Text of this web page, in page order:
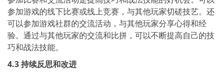
参加游戏的线下比赛或线上竞赛，与其他玩家切磋技艺。还
可以参加游戏社群的交流活动，与其他玩家分享心得和经
验。通过与其他玩家的交流和比拼，可以不断提高自己的技
巧和战法技能。
4.3 持续反思和改进